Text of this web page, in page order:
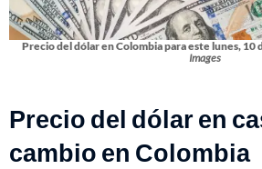
Precio del dólar en Colombia para este lunes, 10
Images
Precio del dólar en
cambio en Colombia